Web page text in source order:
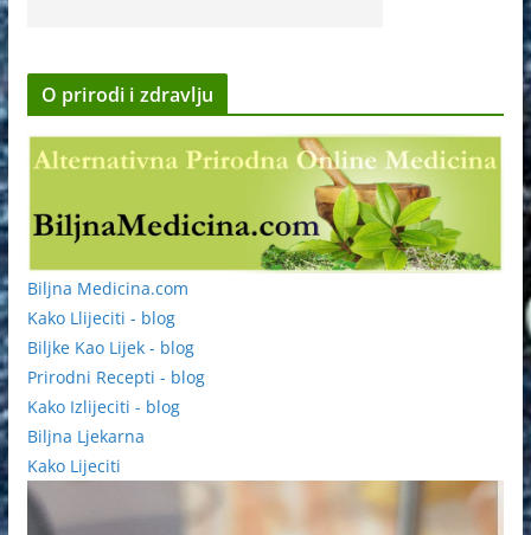
O prirodi i zdravlju
Biljna Medicina.com
Kako Llijeciti - blog
Biljke Kao Lijek - blog
Prirodni Recepti - blog
Kako Izlijeciti - blog
Biljna Ljekarna
Kako Lijeciti